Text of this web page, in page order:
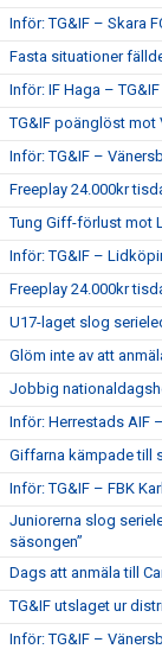
Inför: TG&IF – Skara
Fasta situationer
Inför: IF Haga – TG&IF
TG&IF poänglöst mot
Inför: TG&IF –
Freeplay 24.000kr
Tung Giff-förlust mot
Inför: TG&IF –
Freeplay 24.000kr
U17-laget slog
Glöm inte av att
Jobbig
Inför: Herrestads AIF
Giffarna kämpade till
Inför: TG&IF – FBK
Juniorerna slog
säsongen”
Dags att anmäla till
TG&IF utslaget ur
Inför: TG&IF –